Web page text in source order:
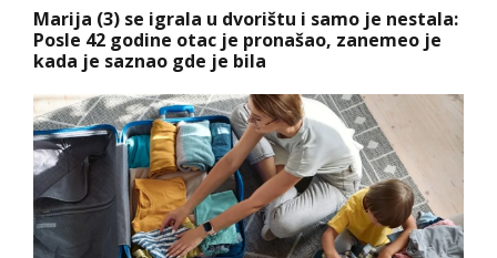
Marija (3) se igrala u dvorištu i samo je nestala:
Posle 42 godine otac je pronašao, zanemeo je
kada je saznao gde je bila